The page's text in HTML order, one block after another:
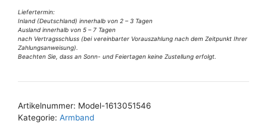
Liefertermin:
Inland (Deutschland) innerhalb von 2 – 3 Tagen
Ausland innerhalb von 5 – 7 Tagen
nach Vertragsschluss (bei vereinbarter Vorauszahlung nach dem Zeitpunkt Ihrer
Zahlungsanweisung).
Beachten Sie, dass an Sonn- und Feiertagen keine Zustellung erfolgt.
v
e
:
Artikelnummer: Model-1613051546
Kategorie: Armband